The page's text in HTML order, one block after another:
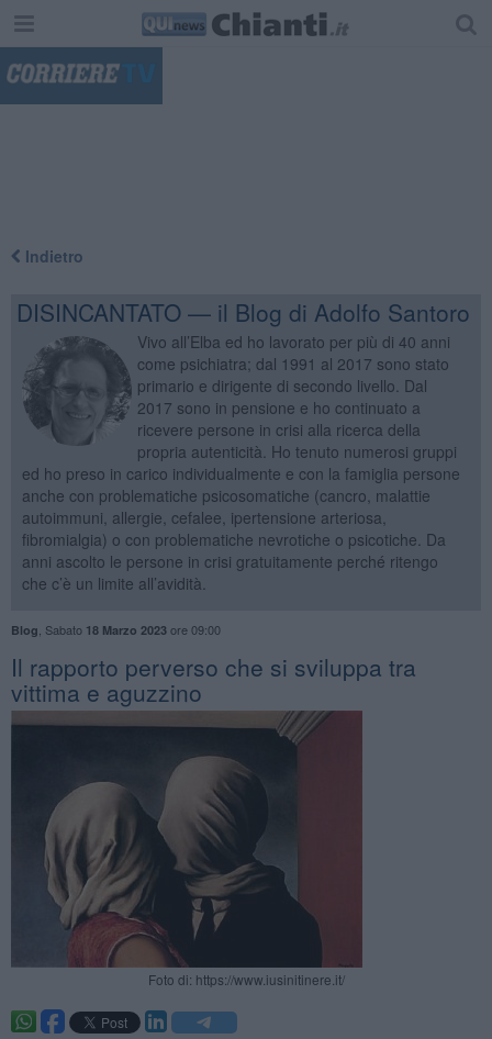
Indietro
DISINCANTATO — il Blog di Adolfo Santoro
Vivo all’Elba ed ho lavorato per più di 40 anni
come psichiatra; dal 1991 al 2017 sono stato
primario e dirigente di secondo livello. Dal
2017 sono in pensione e ho continuato a
ricevere persone in crisi alla ricerca della
propria autenticità. Ho tenuto numerosi gruppi
ed ho preso in carico individualmente e con la famiglia persone
anche con problematiche psicosomatiche (cancro, malattie
autoimmuni, allergie, cefalee, ipertensione arteriosa,
fibromialgia) o con problematiche nevrotiche o psicotiche. Da
anni ascolto le persone in crisi gratuitamente perché ritengo
che c’è un limite all’avidità.
Blog Sabato 18 Marzo 2023ore 09:00
​Il rapporto perverso che si sviluppa tra
vittima e aguzzino
Foto di: https://www.iusinitinere.it/